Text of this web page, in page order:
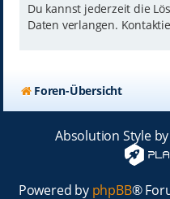
Du kannst jederzeit die
Daten verlangen.
Foren-Übersicht
Absolution Style by
Powered by phpBB®